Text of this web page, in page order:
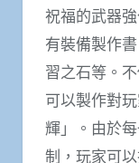
祝福的武器
有裝備製作
習之石等。
可以製作對
輝」。由於
制，玩家可